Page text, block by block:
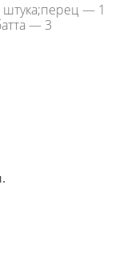
штука;перец — 1
— 3